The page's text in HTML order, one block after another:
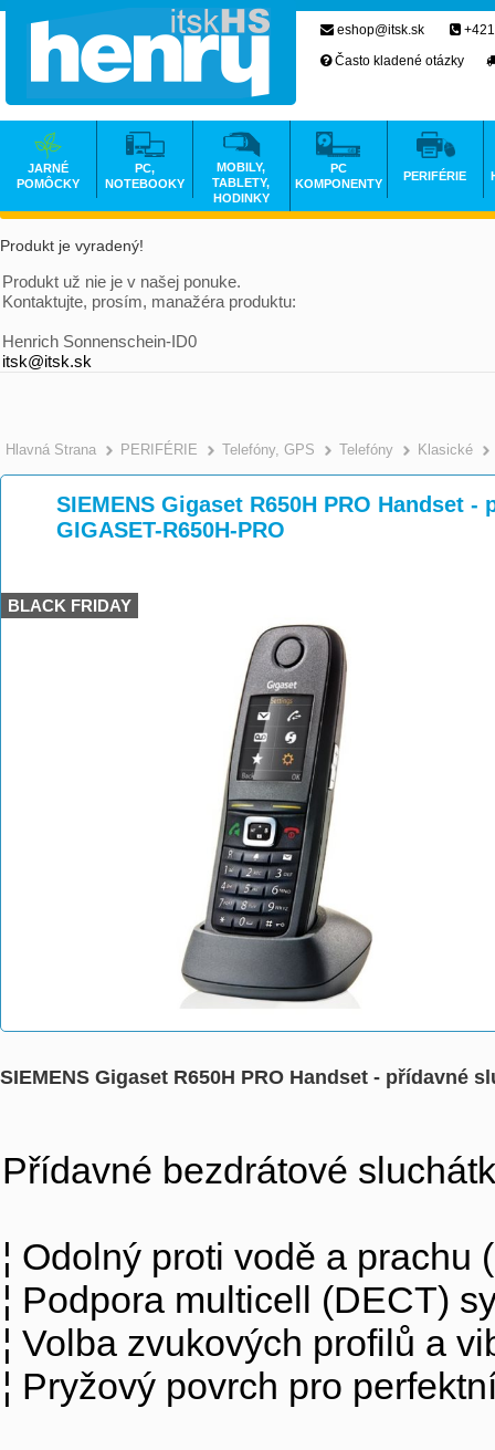
Produkt je vyradený!
Produkt už nie je v našej ponuke.
Kontaktujte, prosím, manažéra produktu:
Henrich Sonnenschein-ID0
itsk@itsk.sk
Hlavná Strana >
PERIFÉRIE >
Telefóny, GPS >
Telefóny Klasické
SIEMENS Gigaset R650H PRO Handset
GIGASET-R650H-PRO
BLACK FRIDAY
SIEMENS Gigaset R650H PRO Handset - přídavné
Přídavné bezdrátové
¦ Odolný proti vodě a
¦ Podpora multicell (DECT)
¦ Volba zvukových profilů a
¦ Pryžový povrch pro
eshop@itsk.sk
Často kladené otázky
JARNÉ
POMÔCKY
PC,
NOTEBOOKY
MOBILY,
TABLETY,
HODINKY
PC
KOMPONENTY
PERIFÉRIE